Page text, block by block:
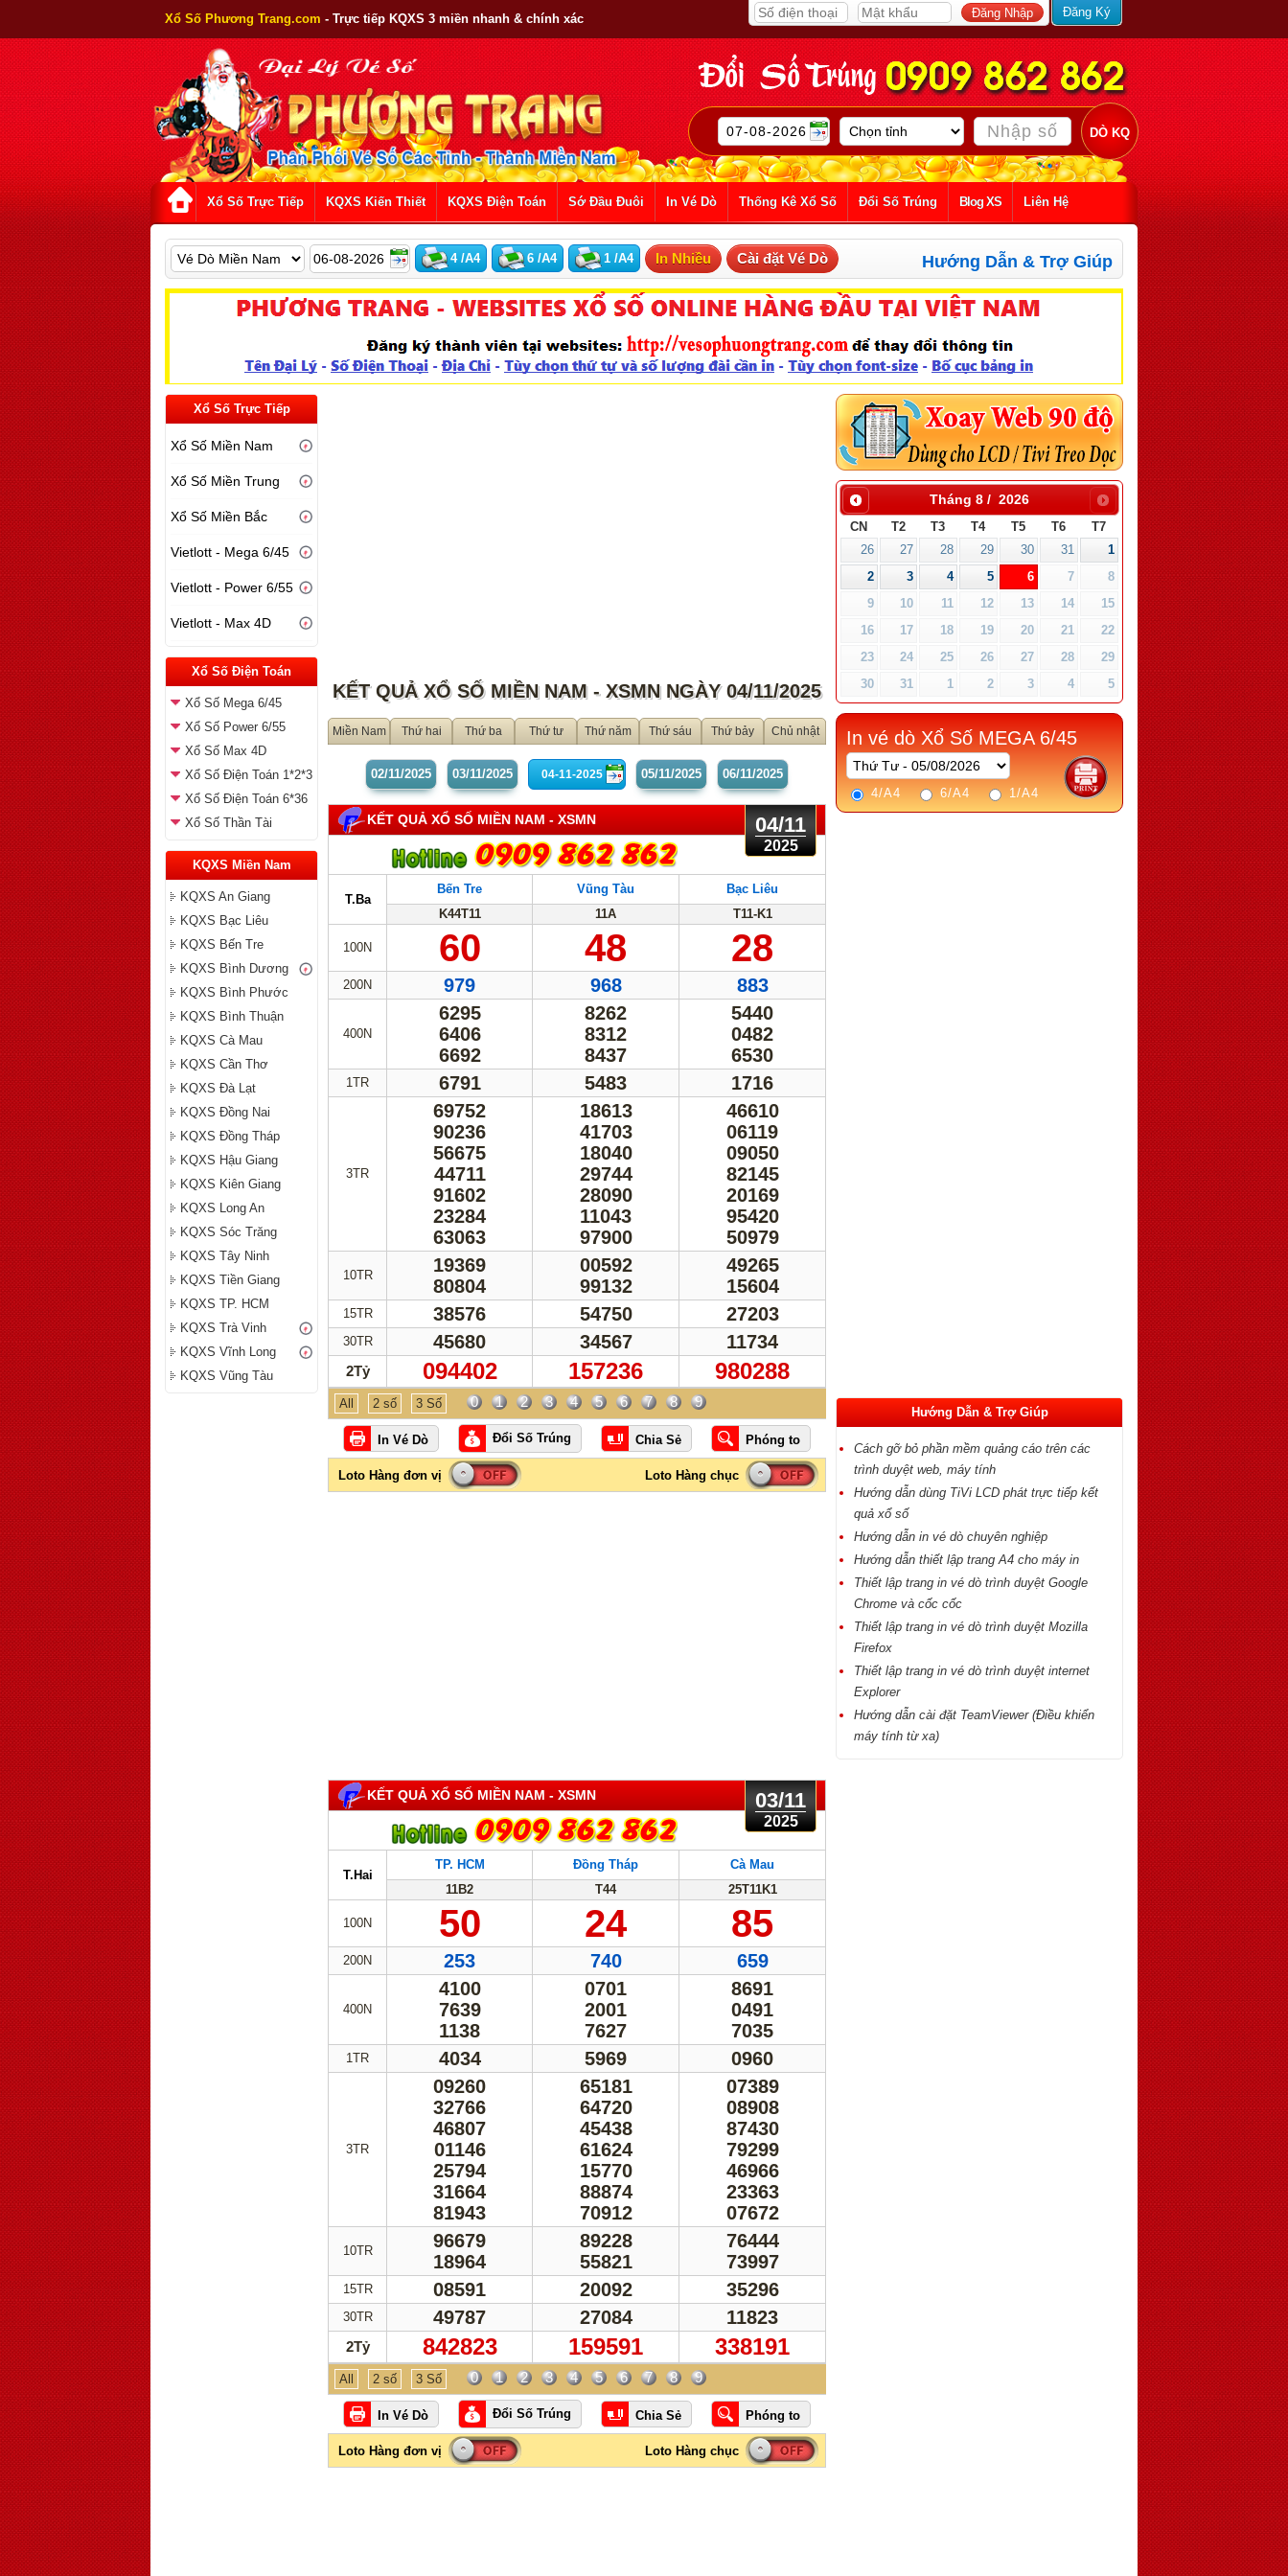
Xổ Số Phương Trang.com - Trực tiếp KQXS 3 miền nhanh & chính xác Đăng Ký
Xổ Số Trực Tiếp KQXS Kiến Thiết KQXS Điện Toán Sớ Đầu Đuôi In Vé Dò Thống Kê Xổ Số Đổi Số Trúng Blog XS Liên Hệ
In Nhiều Cài đặt Vé Dò Hướng Dẫn & Trợ Giúp
Xổ Số Trực Tiếp
Xổ Số Miền Nam
Xổ Số Miền Trung
Xổ Số Miền Bắc
Vietlott - Mega 6/45
Vietlott - Power 6/55
Vietlott - Max 4D
Xổ Số Điện Toán
Xổ Số Mega 6/45
Xổ Số Power 6/55
Xổ Số Max 4D
Xổ Số Điện Toán 1*2*3
Xổ Số Điện Toán 6*36
Xổ Số Thần Tài
KQXS Miền Nam
KQXS An Giang
KQXS Bạc Liêu
KQXS Bến Tre
KQXS Bình Dương
KQXS Bình Phước
KQXS Bình Thuận
KQXS Cà Mau
KQXS Cần Thơ
KQXS Đà Lạt
KQXS Đồng Nai
KQXS Đồng Tháp
KQXS Hậu Giang
KQXS Kiên Giang
KQXS Long An
KQXS Sóc Trăng
KQXS Tây Ninh
KQXS Tiền Giang
KQXS TP. HCM
KQXS Trà Vinh
KQXS Vĩnh Long
KQXS Vũng Tàu
KẾT QUẢ XỔ SỐ MIỀN NAM - XSMN NGÀY 04/11/2025
Miền Nam Thứ hai Thứ ba Thứ tư Thứ năm Thứ sáu Thứ bảy Chủ nhật
02/11/2025 03/11/2025 05/11/2025 06/11/2025
KẾT QUẢ XỔ SỐ MIỀN NAM - XSMN 04/11
2025
T.Ba
100N
200N
400N
1TR
3TR
10TR
15TR
30TR
2Tỷ
Bến Tre
K44T11
60
979
6295
6406
6692
6791
69752
90236
56675
44711
91602
23284
63063
19369
80804
38576
45680
094402
Vũng Tàu
11A
48
968
8262
8312
8437
5483
18613
41703
18040
29744
28090
11043
97900
00592
99132
54750
34567
157236
Bạc Liêu
T11-K1
28
883
5440
0482
6530
1716
46610
06119
09050
82145
20169
95420
50979
49265
15604
27203
11734
980288
All 2 số 3 Số 0 1 2 3 4 5 6 7 8 9
Đổi Số Trúng
KẾT QUẢ XỔ SỐ MIỀN NAM - XSMN 03/11
2025
T.Hai
100N
200N
400N
1TR
3TR
10TR
15TR
30TR
2Tỷ
TP. HCM
11B2
50
253
4100
7639
1138
4034
09260
32766
46807
01146
25794
31664
81943
96679
18964
08591
49787
842823
Đồng Tháp
T44
24
740
0701
2001
7627
5969
65181
64720
45438
61624
15770
88874
70912
89228
55821
20092
27084
159591
Cà Mau
25T11K1
85
659
8691
0491
7035
0960
07389
08908
87430
79299
46966
23363
07672
76444
73997
35296
11823
338191
All 2 số 3 Số 0 1 2 3 4 5 6 7 8 9
Đổi Số Trúng
Tháng 8 / 2026
CN T2 T3 T4 T5 T6
T7
26
27 28 29 30 31
1
2
3 4 5 6 7
8
9
10 11 12 13 14
15
16
17 18 19 20 21
22
23
24 25 26 27 28
29
30
31 1 2 3 4 5
In vé dò Xổ Số MEGA 6/45
4/A4 6/A4 1/A4
Hướng Dẫn & Trợ Giúp
Cách gỡ bỏ phần mềm quảng cáo trên các
trình duyệt web, máy tính
Hướng dẫn dùng TiVi LCD phát trực tiếp kết
quả xổ số
Hướng dẫn in vé dò chuyên nghiệp
Hướng dẫn thiết lập trang A4 cho máy in
Thiết lập trang in vé dò trình duyệt Google
Chrome và cốc cốc
Thiết lập trang in vé dò trình duyệt Mozilla
Firefox
Thiết lập trang in vé dò trình duyệt internet
Explorer
Hướng dẫn cài đặt TeamViewer (Điều khiển
máy tính từ xa)